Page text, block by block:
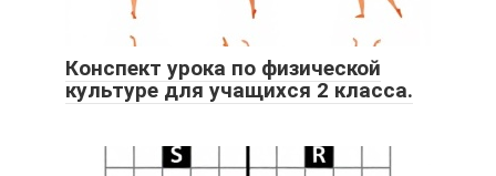
Конспект урока по физической
культуре для учащихся 2 класса.